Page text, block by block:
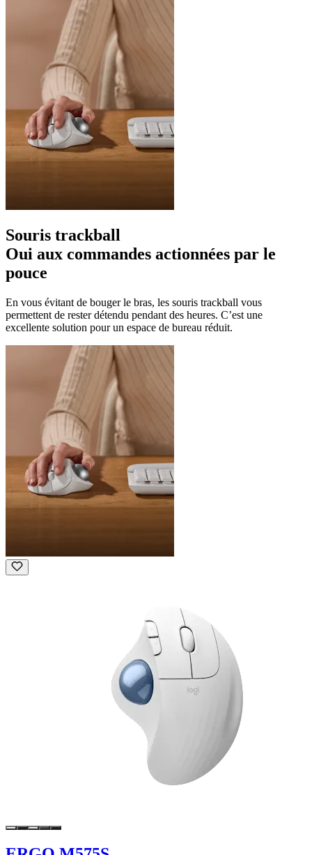
Souris trackball
Oui aux commandes actionnées par le
pouce
En vous évitant de bouger le bras, les souris trackball vous
permettent de rester détendu pendant des heures. C’est une
excellente solution pour un espace de bureau réduit.